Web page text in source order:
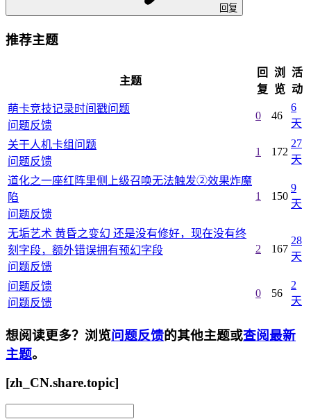
回复
推荐主题
主题
回
复
浏
览
活
动
萌卡竞技记录时间戳问题
问题反馈
0 46
6
天
关干人机卡组问题
问题反馈
1 172
27
天
道化之一座红阵里侧上级召唤无法触发②效果炸魔
陷
问题反馈
1 150
9
天
无垢艺术 黄昏之变幻 还是没有修好，现在没有终
刻字段，额外错误拥有预幻字段
问题反馈
2 167
28
天
问题反馈
问题反馈
0 56
2
天
想阅读更多？浏览问题反馈的其他主题或查阅最新
主题。
[zh_CN.share.topic]